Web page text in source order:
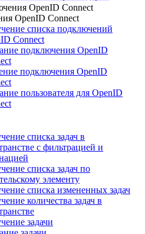
OpenID Connect
OpenID Connect
списка подключений
Connect
подключения OpenID
подключения OpenID
пользователя для OpenID
списка задач в
с фильтрацией и
списка задач по
элементу
списка измененных задач
количества задач в
задачи